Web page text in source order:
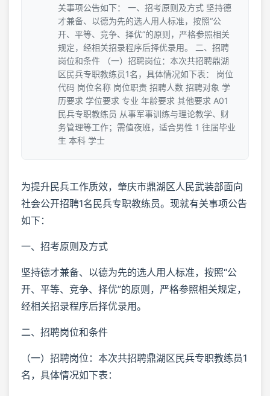
关事项公告如下： 一、招考原则及方式 坚持德
才兼备、以德为先的选人用人标准，按照“公
开、平等、竞争、择优”的原则，严格参照相关
规定，经相关招录程序后择优录用。 二、招聘
岗位和条件 （一）招聘岗位：本次共招聘鼎湖
区民兵专职教练员1名，具体情况如下表： 岗位
代码 岗位名称 岗位职责 招聘人数 招聘对象 学
历要求 学位要求 专业 年龄要求 其他要求 A01
民兵专职教练员 从事军事训练与理论教学、财
务管理等工作；需值夜班，适合男性 1 往届毕业
生 本科 学士
为提升民兵工作质效，肇庆市鼎湖区人民武装部面向
社会公开招聘1名民兵专职教练员。现就有关事项公告
如下：
一、招考原则及方式
坚持德才兼备、以德为先的选人用人标准，按照“公
开、平等、竞争、择优”的原则，严格参照相关规定，
经相关招录程序后择优录用。
二、招聘岗位和条件
（一）招聘岗位：本次共招聘鼎湖区民兵专职教练员1
名，具体情况如下表：